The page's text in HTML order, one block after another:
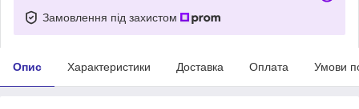
Замовлення під захистом
Опис Характеристики Доставка Оплата Умови